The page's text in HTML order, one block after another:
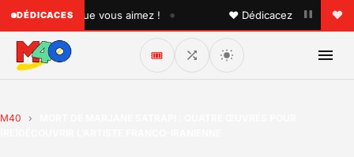
DÉDICACES
quelqu'un que vous aimez ! • ♥ Dédicacez un titre à vos
🎟️
M40 ›